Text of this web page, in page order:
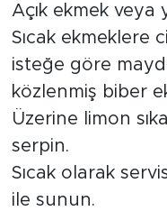
Açık ekmek veya
Sıcak ekmeklere
isteğe göre
közlenmiş biber
Üzerine limon
serpin.
Sıcak olarak
ile sunun.